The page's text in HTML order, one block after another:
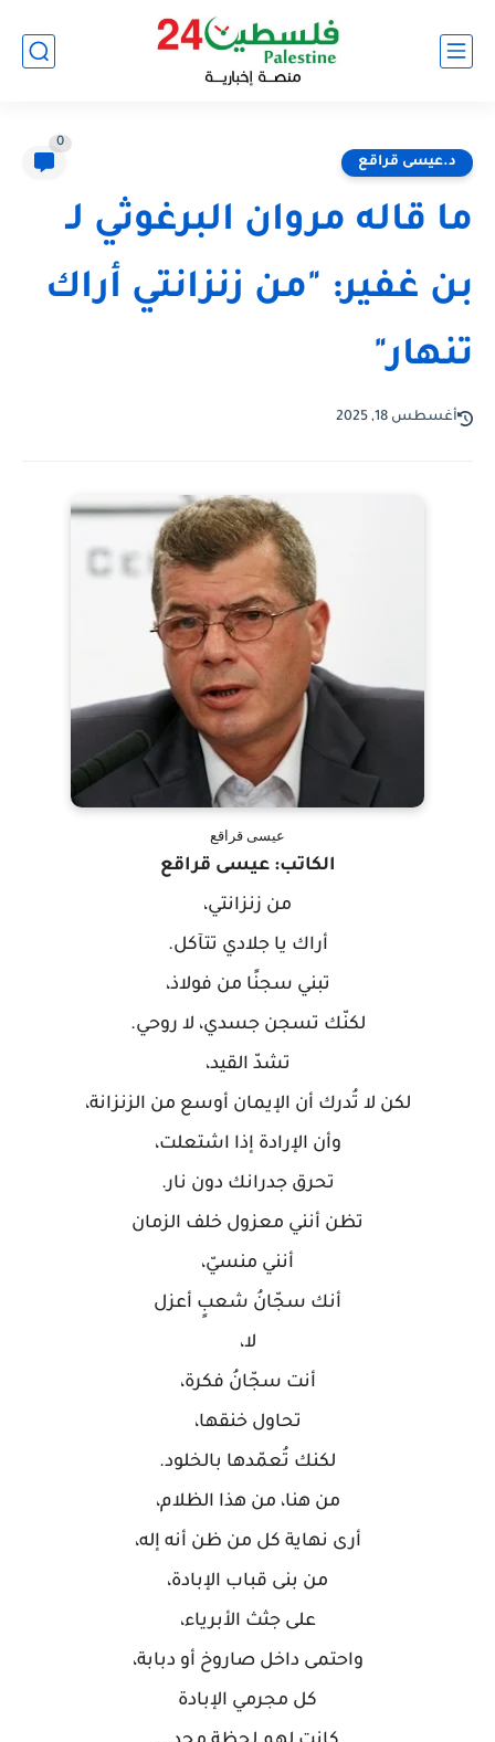
د.عيسى قراقع
0
ما قاله مروان البرغوثي لـ
بن غفير: "من زنزانتي أراك
تنهار"
أغسطس 18, 2025
عيسى قراقع
الكاتب: عيسى قراقع
من زنزانتي،
أراك يا جلادي تتآكل.
تبني سجنًا من فولاذ،
لكنّك تسجن جسدي، لا روحي.
تشدّ القيد،
لكن لا تُدرك أن الإيمان أوسع من الزنزانة،
وأن الإرادة إذا اشتعلت،
تحرق جدرانك دون نار.
تظن أنني معزول خلف الزمان
أنني منسيّ،
أنك سجّانُ شعبٍ أعزل
لا،
أنت سجّانُ فكرة،
تحاول خنقها،
لكنك تُعمّدها بالخلود.
من هنا، من هذا الظلام،
أرى نهاية كل من ظن أنه إله،
من بنى قباب الإبادة،
على جثث الأبرياء،
واحتمى داخل صاروخ أو دبابة،
كل مجرمي الإبادة